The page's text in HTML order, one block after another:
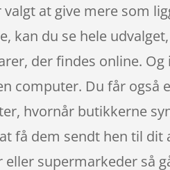
at give mere som
kan du se hele
der findes online.
computer. Du får også
hvornår butikkerne
få dem sendt hen til
eller supermarkeder så